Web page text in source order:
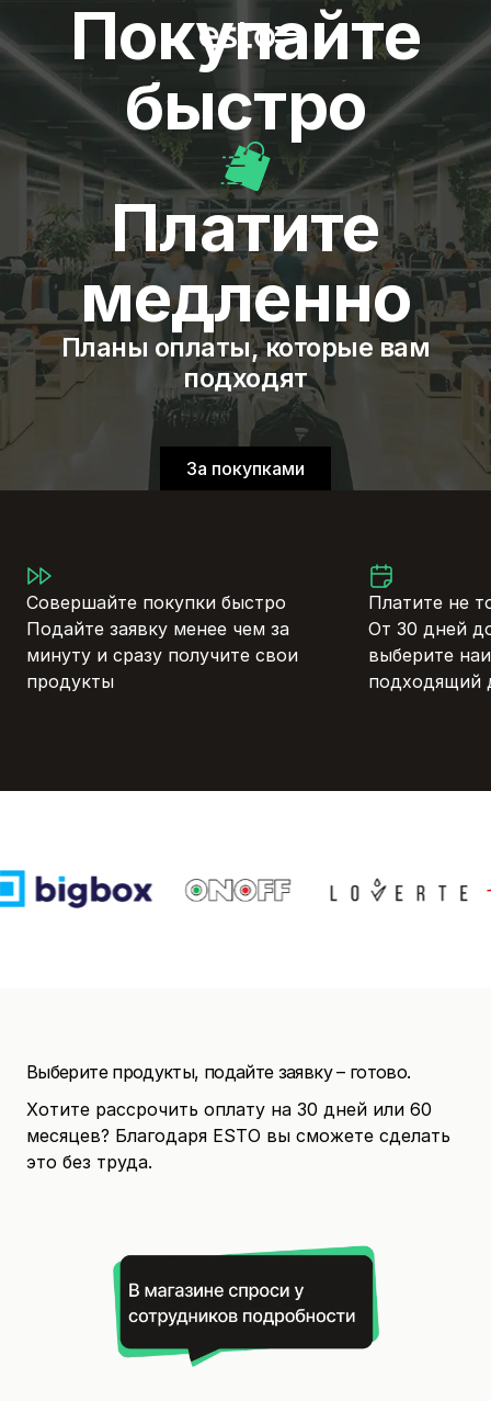
Покупайте
быстро
Платите
медленно
Планы оплаты, которые вам
подходят
За покупками
Совершайте покупки быстро
Подайте заявку менее чем за
минуту и сразу получите свои
продукты
Платите не
От 30 дней
выберите
подходящий
Выберите продукты, подайте заявку – готово.
Хотите рассрочить оплату на 30 дней или 60
месяцев? Благодаря ESTO вы сможете сделать
это без труда.